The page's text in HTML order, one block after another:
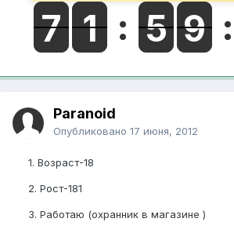
Paranoid
Опубликовано 17 июня, 2012
1. Возраст-18
2. Рост-181
3. Работаю (охранник в магазине )